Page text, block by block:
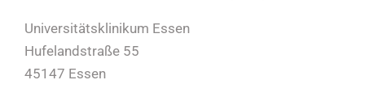
Universitätsklinikum Essen
Hufelandstraße 55
45147 Essen